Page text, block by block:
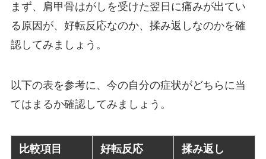
まず、肩甲骨はがしを受けた翌日に痛みが出てい
る原因が、好転反応なのか、揉み返しなのかを確
認してみましょう。
以下の表を参考に、今の自分の症状がどちらに当
てはまるか確認してみましょう。
比較項目 好転反応 揉み返し